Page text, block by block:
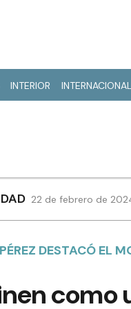
INTERIOR
22 de febrero de
DESTACÓ EL
como